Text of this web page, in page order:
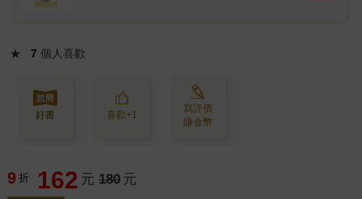
★ 7 個人喜歡
好書 喜歡+1
寫評價
賺金幣
9 折 162 元 180 元